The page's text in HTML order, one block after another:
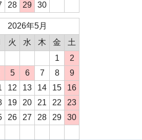
28 29 30
2026年5月
火 水 木 金
土
1
2
5 6 7 8
9
12 13 14 15
16
19 20 21 22
23
26 27 28 29
30